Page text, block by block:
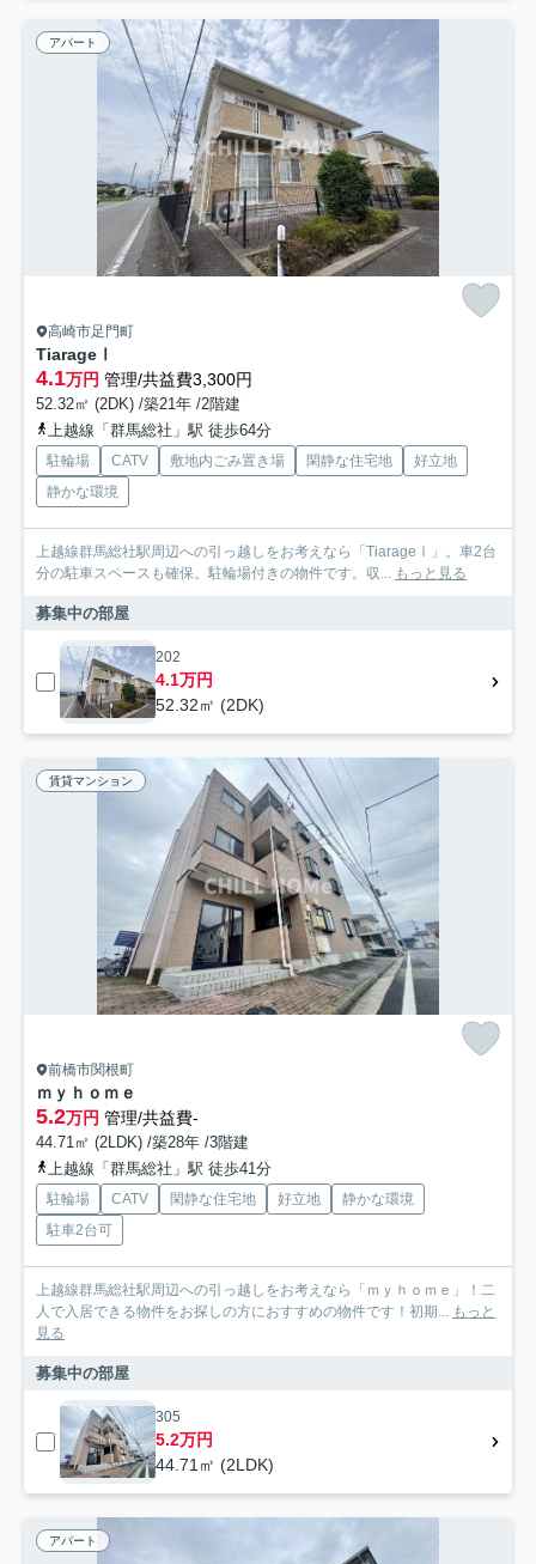
アパート
高崎市足門町
TiarageⅠ
4.1万円 管理/共益費3,300円
52.32㎡ (2DK) /築21年 /2階建
上越線「群馬総社」駅 徒歩64分
駐輪場 CATV 敷地内ごみ置き場 閑静な住宅地
好立地
静かな環境
上越線群馬総社駅周辺への引っ越しをお考えなら「TiarageⅠ」。車2台
分の駐車スペースも確保。駐輪場付きの物件です。収... もっと見る
募集中の部屋
202
4.1万円
52.32㎡ (2DK)
賃貸マンション
前橋市関根町
ｍｙｈｏｍｅ
5.2万円 管理/共益費-
44.71㎡ (2LDK) /築28年 /3階建
上越線「群馬総社」駅 徒歩41分
駐輪場 CATV 閑静な住宅地 好立地
静かな環境
駐車2台可
上越線群馬総社駅周辺への引っ越しをお考えなら「ｍｙｈｏｍｅ」！二
人で入居できる物件をお探しの方におすすめの物件です！初期... もっと
見る
募集中の部屋
305
5.2万円
44.71㎡ (2LDK)
アパート